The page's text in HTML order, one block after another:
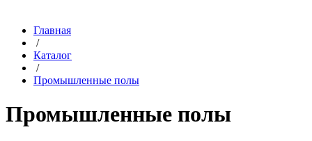
Главная
/
Каталог
/
Промышленные полы
Промышленные полы